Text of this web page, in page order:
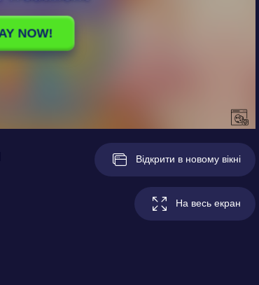
Відкрити в новому вікні
На весь екран